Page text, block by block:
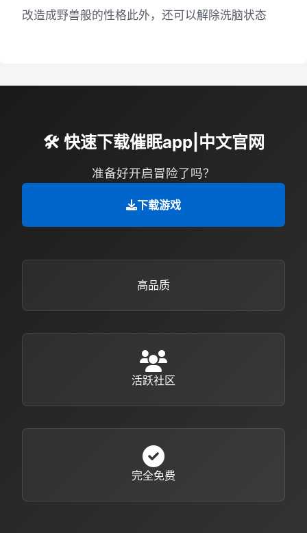
改造成野兽般的性格此外，还可以解除洗脑状态
🛠️ 快速下载催眠app|中文官网
准备好开启冒险了吗？
下载游戏
高品质
活跃社区
完全免费